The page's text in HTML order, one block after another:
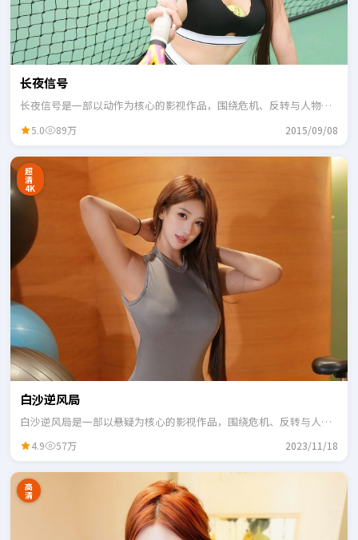
长夜信号
长夜信号是一部以动作为核心的影视作品，围绕危机、反转与人物成
5.0 89万 2015/09/08
超
清
4K
白沙逆风局
白沙逆风局是一部以悬疑为核心的影视作品，围绕危机、反转与人物
4.9 57万 2023/11/18
高
清